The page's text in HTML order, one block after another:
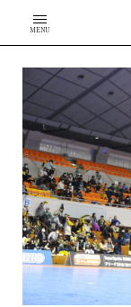
MENU